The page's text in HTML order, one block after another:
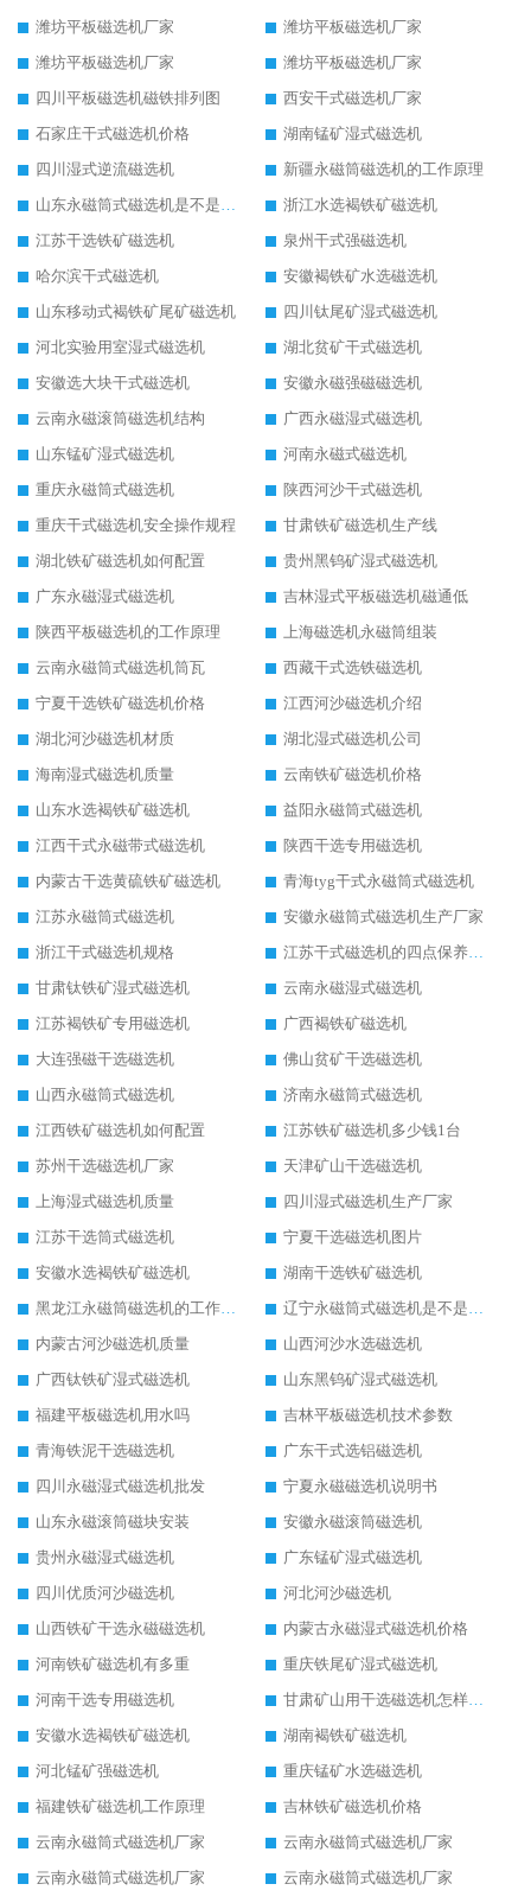
潍坊平板磁选机厂家
潍坊平板磁选机厂家
潍坊平板磁选机厂家
潍坊平板磁选机厂家
四川平板磁选机磁铁排列图
西安干式磁选机厂家
石家庄干式磁选机价格
湖南锰矿湿式磁选机
四川湿式逆流磁选机
新疆永磁筒磁选机的工作原理
山东永磁筒式磁选机是不是强磁
浙江水选褐铁矿磁选机
江苏干选铁矿磁选机
泉州干式强磁选机
哈尔滨干式磁选机
安徽褐铁矿水选磁选机
山东移动式褐铁矿尾矿磁选机
四川钛尾矿湿式磁选机
河北实验用室湿式磁选机
湖北贫矿干式磁选机
安徽选大块干式磁选机
安徽永磁强磁磁选机
云南永磁滚筒磁选机结构
广西永磁湿式磁选机
山东锰矿湿式磁选机
河南永磁式磁选机
重庆永磁筒式磁选机
陕西河沙干式磁选机
重庆干式磁选机安全操作规程
甘肃铁矿磁选机生产线
湖北铁矿磁选机如何配置
贵州黑钨矿湿式磁选机
广东永磁湿式磁选机
吉林湿式平板磁选机磁通低
陕西平板磁选机的工作原理
上海磁选机永磁筒组装
云南永磁筒式磁选机筒瓦
西藏干式选铁磁选机
宁夏干选铁矿磁选机价格
江西河沙磁选机介绍
湖北河沙磁选机材质
湖北湿式磁选机公司
海南湿式磁选机质量
云南铁矿磁选机价格
山东水选褐铁矿磁选机
益阳永磁筒式磁选机
江西干式永磁带式磁选机
陕西干选专用磁选机
内蒙古干选黄硫铁矿磁选机
青海tyg干式永磁筒式磁选机
江苏永磁筒式磁选机
安徽永磁筒式磁选机生产厂家
浙江干式磁选机规格
江苏干式磁选机的四点保养秘籍
甘肃钛铁矿湿式磁选机
云南永磁湿式磁选机
江苏褐铁矿专用磁选机
广西褐铁矿磁选机
大连强磁干选磁选机
佛山贫矿干选磁选机
山西永磁筒式磁选机
济南永磁筒式磁选机
江西铁矿磁选机如何配置
江苏铁矿磁选机多少钱1台
苏州干选磁选机厂家
天津矿山干选磁选机
上海湿式磁选机质量
四川湿式磁选机生产厂家
江苏干选筒式磁选机
宁夏干选磁选机图片
安徽水选褐铁矿磁选机
湖南干选铁矿磁选机
黑龙江永磁筒磁选机的工作原理
辽宁永磁筒式磁选机是不是强磁
内蒙古河沙磁选机质量
山西河沙水选磁选机
广西钛铁矿湿式磁选机
山东黑钨矿湿式磁选机
福建平板磁选机用水吗
吉林平板磁选机技术参数
青海铁泥干选磁选机
广东干式选铝磁选机
四川永磁湿式磁选机批发
宁夏永磁磁选机说明书
山东永磁滚筒磁块安装
安徽永磁滚筒磁选机
贵州永磁湿式磁选机
广东锰矿湿式磁选机
四川优质河沙磁选机
河北河沙磁选机
山西铁矿干选永磁磁选机
内蒙古永磁湿式磁选机价格
河南铁矿磁选机有多重
重庆铁尾矿湿式磁选机
河南干选专用磁选机
甘肃矿山用干选磁选机怎样调磁
安徽水选褐铁矿磁选机
湖南褐铁矿磁选机
河北锰矿强磁选机
重庆锰矿水选磁选机
福建铁矿磁选机工作原理
吉林铁矿磁选机价格
云南永磁筒式磁选机厂家
云南永磁筒式磁选机厂家
云南永磁筒式磁选机厂家
云南永磁筒式磁选机厂家